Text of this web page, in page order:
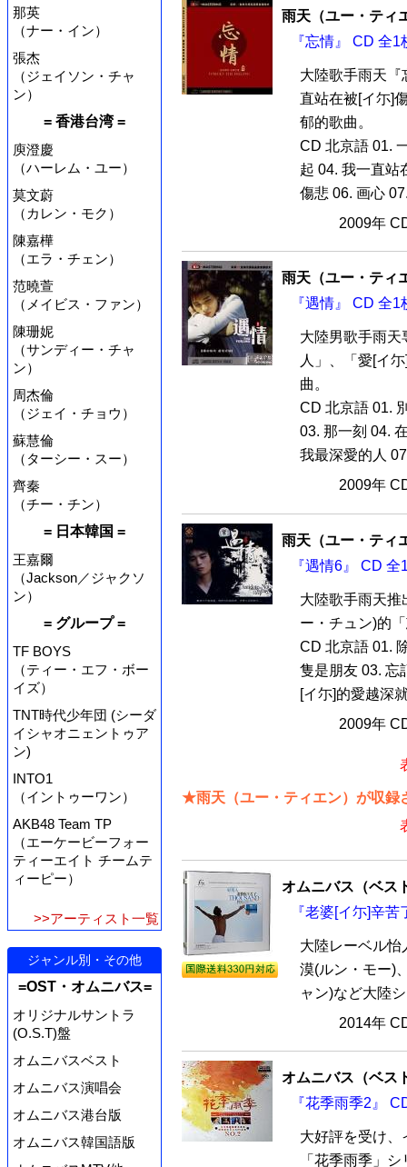
那英
（ナー・イン）
張杰
（ジェイソン・チャ
ン）
= 香港台湾 =
庾澄慶
（ハーレム・ユー）
莫文蔚
（カレン・モク）
陳嘉樺
（エラ・チェン）
范曉萱
（メイビス・ファン）
陳珊妮
（サンディー・チャ
ン）
周杰倫
（ジェイ・チョウ）
蘇慧倫
（ターシー・スー）
齊秦
（チー・チン）
= 日本韓国 =
王嘉爾
（Jackson／ジャクソ
ン）
= グループ =
TF BOYS
（ティー・エフ・ボー
イズ）
TNT時代少年団 (シーダ
イシャオニェントゥア
ン)
INTO1
（イントゥーワン）
AKB48 Team TP
（エーケービーフォー
ティーエイト チームテ
ィーピー）
>>アーティスト一覧
ジャンル別・その他
=OST・オムニバス=
オリジナルサントラ
(O.S.T)盤
オムニバスベスト
オムニバス演唱会
オムニバス港台版
オムニバス韓国語版
雨天（ユー・ティ
『忘情』 CD 全1
大陸歌手雨天『
直站在被[イ尓]
郁的歌曲。
CD 北京語 01.
起 04. 我一直站
傷悲 06. 画心
2009年
雨天（ユー・ティ
『遇情』 CD 全1
大陸男歌手雨天
人」、「愛[イ
曲。
CD 北京語 01.
03. 那一刻 04.
我最深愛的人
2009年
雨天（ユー・ティ
『遇情6』 CD 全
大陸歌手雨天推
ー・チュン)的
CD 北京語 01.
隻是朋友 03. 忘
[イ尓]的愛越深
2009年
★雨天（ユー・ティエン）が収録
オムニバス（ベス
『老婆[イ尓]辛
大陸レーベル怡
漠(ルン・モー)
ャン)など大陸
2014年
オムニバス（ベス
『花季雨季2』
大好評を受け、
「花季雨季」